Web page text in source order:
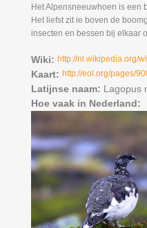
Het Alpensneeuwhoen is een
Het liefst zit ie boven de
insecten en bessen bij elkaar
Wiki: http://nl.wikipedia.org/
Kaart: http://eol.org/pages/
Latijnse naam: Lagopus
Hoe vaak in Nederland: